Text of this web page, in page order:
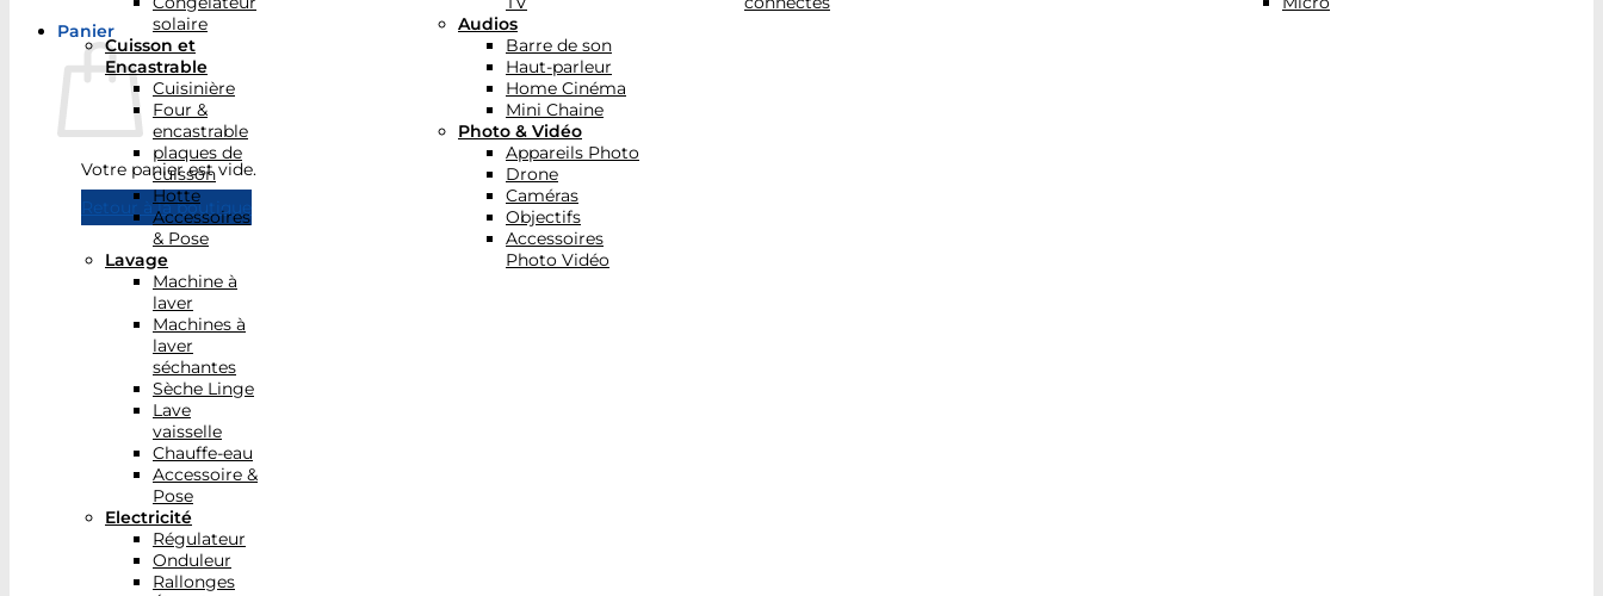
Panier
Votre panier est vide.
Retour à la boutique
solaire
Cuisson et
Encastrable
Cuisinière
Four &
encastrable
plaques de
cuisson
Hotte
Accessoires
& Pose
Lavage
Machine à
laver
Machines à
laver
séchantes
Sèche Linge
Lave
vaisselle
Chauffe-eau
Accessoire &
Pose
Electricité
Régulateur
Onduleur
Rallonges
Audios
Barre de son
Haut-parleur
Home Cinéma
Mini Chaine
Photo & Vidéo
Appareils Photo
Drone
Caméras
Objectifs
Accessoires
Photo Vidéo